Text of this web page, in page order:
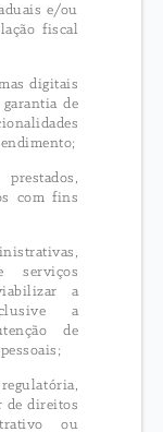
e/ou
fiscal
digitais
de
com fins
serviços
a
a
de
de direitos
ou